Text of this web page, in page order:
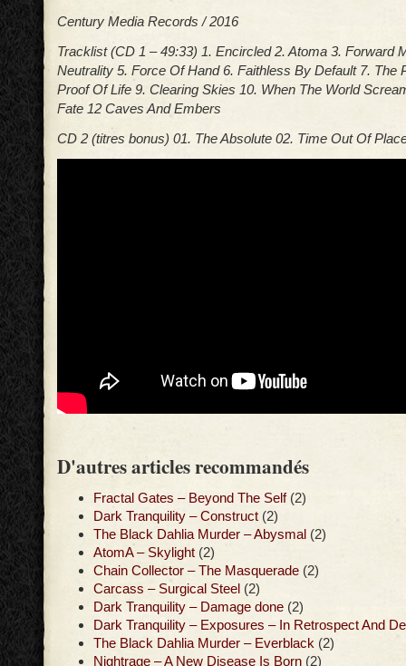
Century Media Records / 2016
Tracklist (CD 1 – 49:33) 1. Encircled 2. Atoma 3. Forward
Neutrality 5. Force Of Hand 6. Faithless By Default 7. The
Proof Of Life 9. Clearing Skies 10. When The World
Fate 12 Caves And Embers
CD 2 (titres bonus) 01. The Absolute 02. Time Out Of
D'autres articles recommandés
Fractal Gates – Beyond The Self(2)
Dark Tranquility – Construct (2)
The Black Dahlia Murder – Abysmal (2)
AtomA – Skylight (2)
Chain Collector – The Masquerade (2)
Carcass – Surgical Steel (2)
Dark Tranquility – Damage done (2)
Dark Tranquility – Exposures – In Retrospect And
The Black Dahlia Murder – Everblack (2)
Nightrage – A New Disease Is Born (2)